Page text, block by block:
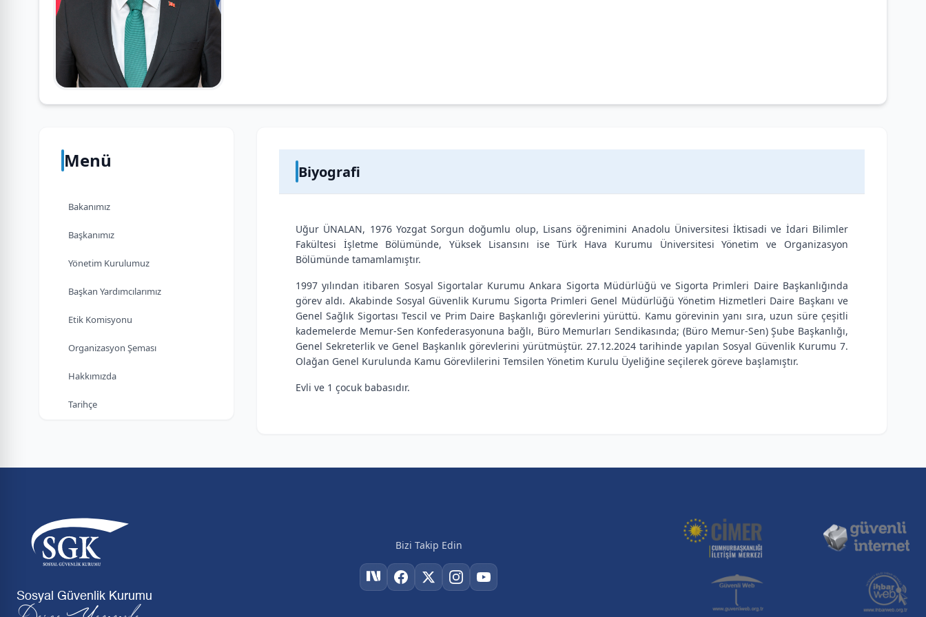
Menü
Bakanımız
Başkanımız
Yönetim Kurulumuz
Başkan Yardımcılarımız
Etik Komisyonu
Organizasyon Şeması
Hakkımızda
Tarihçe
Biyografi
Uğur ÜNALAN, 1976 Yozgat Sorgun doğumlu olup, Lisans öğrenimini Anadolu Üniversitesi İktisadi ve İdari Bilimler
Fakültesi İşletme Bölümünde, Yüksek Lisansını ise Türk Hava Kurumu Üniversitesi Yönetim ve Organizasyon
Bölümünde tamamlamıştır.
1997 yılından itibaren Sosyal Sigortalar Kurumu Ankara Sigorta Müdürlüğü ve Sigorta Primleri Daire Başkanlığında
görev aldı. Akabinde Sosyal Güvenlik Kurumu Sigorta Primleri Genel Müdürlüğü Yönetim Hizmetleri Daire Başkanı ve
Genel Sağlık Sigortası Tescil ve Prim Daire Başkanlığı görevlerini yürüttü. Kamu görevinin yanı sıra, uzun süre çeşitli
kademelerde Memur-Sen Konfederasyonuna bağlı, Büro Memurları Sendikasında; (Büro Memur-Sen) Şube Başkanlığı,
Genel Sekreterlik ve Genel Başkanlık görevlerini yürütmüştür. 27.12.2024 tarihinde yapılan Sosyal Güvenlik Kurumu 7.
Olağan Genel Kurulunda Kamu Görevlilerini Temsilen Yönetim Kurulu Üyeliğine seçilerek göreve başlamıştır.
Evli ve 1 çocuk babasıdır.
Sosyal Güvenlik Kurumu
Bizi Takip Edin